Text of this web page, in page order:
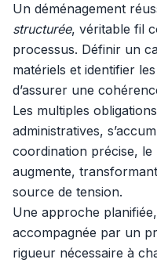
Un déménagement
structurée, véritable fil
processus. Définir un
matériels et identifier
d’assurer une
Les multiples
administratives,
coordination précise, le
augmente,
source de tension.
Une approche
accompagnée par un
rigueur nécessaire à